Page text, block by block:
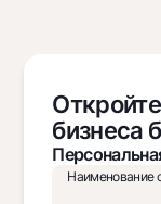
бизнеса
Наименование